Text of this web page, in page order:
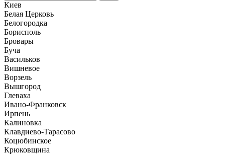
Киев
Белая Церковь
Белогородка
Борисполь
Бровары
Буча
Васильков
Вишневое
Ворзель
Вышгород
Глеваха
Ивано-Франковск
Ирпень
Калиновка
Клавдиево-Тарасово
Коцюбинское
Крюковщина